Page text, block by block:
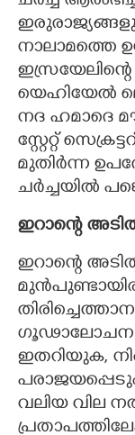
നാലാമത്തെ
യെഹിയേൽ
നദ ഹമാദെ
സ്റ്റേറ്റ്
മുതിർന്ന
ചർച്ചയിൽ
ഇറാന്റെ
ഇറാന്റെ
ഗൂഢാലോചന
ഇതറിയുക,
വലിയ വില